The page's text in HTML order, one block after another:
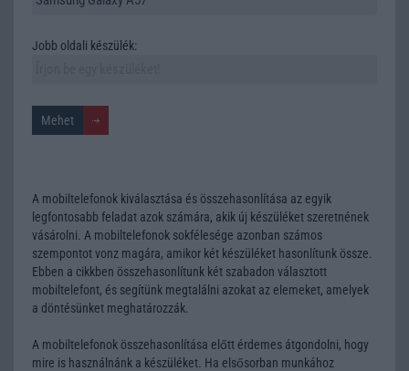
Jobb oldali készülék:
A mobiltelefonok kiválasztása és összehasonlítása az egyik
legfontosabb feladat azok számára, akik új készüléket szeretnének
vásárolni. A mobiltelefonok sokfélesége azonban számos
szempontot vonz magára, amikor két készüléket hasonlítunk össze.
Ebben a cikkben összehasonlítunk két szabadon választott
mobiltelefont, és segítünk megtalálni azokat az elemeket, amelyek
a döntésünket meghatározzák.
A mobiltelefonok összehasonlítása előtt érdemes átgondolni, hogy
mire is használnánk a készüléket. Ha elsősorban munkához